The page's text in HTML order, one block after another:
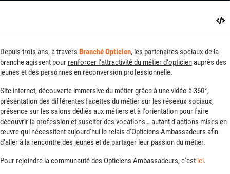
Depuis trois ans, à travers Branché Opticien, les partenaires sociaux de la
branche agissent pour renforcer l'attractivité du métier d'opticienauprès des
jeunes et des personnes en reconversion professionnelle.
Site internet, découverte immersive du métier grâce à une vidéo à 360°,
présentation des différentes facettes du métier sur les réseaux sociaux,
présence sur les salons dédiés aux métiers et à l'orientation pour faire
découvrir la profession et susciter des vocations… autant d'actions mises en
œuvre qui nécessitent aujourd'hui le relais d'Opticiens Ambassadeurs afin
d'aller à la rencontre des jeunes et de partager leur passion du métier.
Pour rejoindre la communauté des Opticiens Ambassadeurs, c'est ici.